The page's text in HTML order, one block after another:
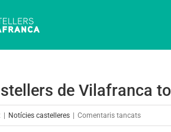
de Vilafranca
Notícies castelleres Comentaris tancatsa